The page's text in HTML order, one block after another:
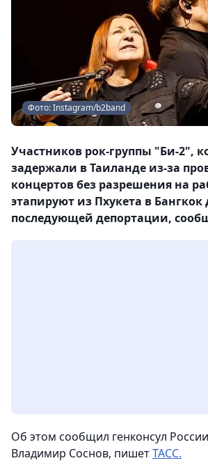
Фото: Instagram/b2band
Участников рок-группы "Би-2",
задержали в Таиланде из-за
концертов без разрешения на
этапируют из Пхукета в Бангкок
последующей депортации,
Об этом сообщил генконсул
Владимир Соснов, пишетТАСС.